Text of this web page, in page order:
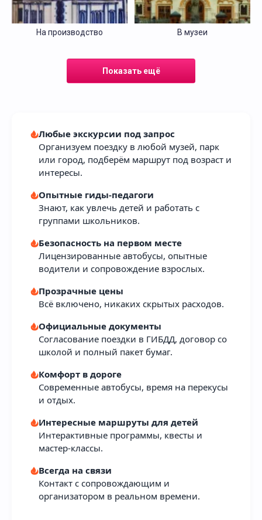
На производство В музеи
Патриотические
Показать ещё
Любые экскурсии под запрос
Организуем поездку в любой музей, парк
или город, подберём маршрут под возраст и
интересы.
Опытные гиды-педагоги
Знают, как увлечь детей и работать с
группами школьников.
Безопасность на первом месте
Лицензированные автобусы, опытные
водители и сопровождение взрослых.
Прозрачные цены
Всё включено, никаких скрытых расходов.
Официальные документы
Согласование поездки в ГИБДД, договор со
школой и полный пакет бумаг.
Комфорт в дороге
Современные автобусы, время на перекусы
и отдых.
Интересные маршруты для детей
Интерактивные программы, квесты и
мастер-классы.
Всегда на связи
Контакт с сопровождающим и
организатором в реальном времени.